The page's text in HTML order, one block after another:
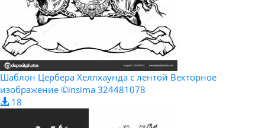
Шаблон Цербера Хеллхаунда с лентой Векторное
изображение ©insima 324481078
18